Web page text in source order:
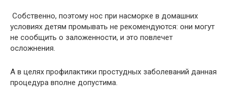
Собственно, поэтому нос при насморке в домашних
условиях детям промывать не рекомендуются: они могут
не сообщить о заложенности, и это повлечет
осложнения.
А в целях профилактики простудных заболеваний данная
процедура вполне допустима.